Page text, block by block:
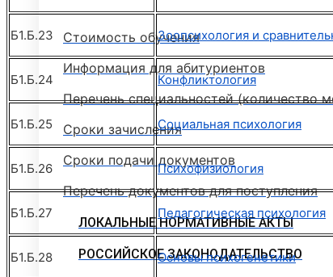
Стоимость обучения
Информация для абитуриентов
Перечень специальностей (количество
Сроки зачисления
Сроки подачи документов
Перечень документов для поступления
ЛОКАЛЬНЫЕ НОРМАТИВНЫЕ АКТЫ
РОССИЙСКОЕ ЗАКОНОДАТЕЛЬСТВО
Б1.Б.23 Зоопсихология и
Б1.Б.24 Конфликтология
Б1.Б.25 Социальная психология
Б1.Б.26 Психофизиология
Б1.Б.27 Педагогическая психология
Б1.Б.28 Основы психогенетики